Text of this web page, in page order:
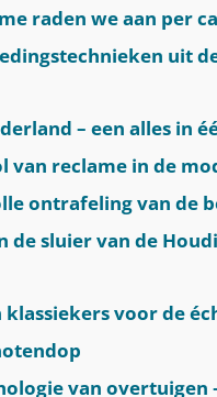
raden we aan per
uit
– een alles in
van reclame in de
ontrafeling van de
de sluier van de
klassiekers voor de
van